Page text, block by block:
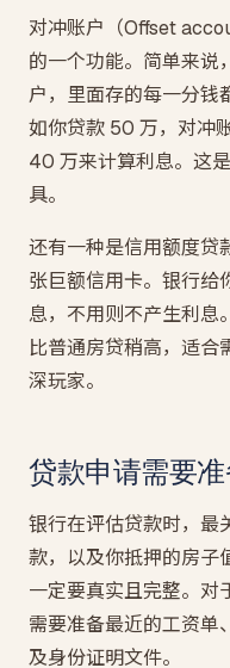
对冲账户（Offset
的一个功能。简单来说
户，里面存的每一分钱
如你贷款 50 万，对冲
40 万来计算利息。这
具。
还有一种是信用额度
张巨额信用卡。银行给
息，不用则不产生利息
比普通房贷稍高，适合
深玩家。
贷款申请需要
银行在评估贷款时，最
款，以及你抵押的房子
一定要真实且完整。对
需要准备最近的工资
及身份证明文件。